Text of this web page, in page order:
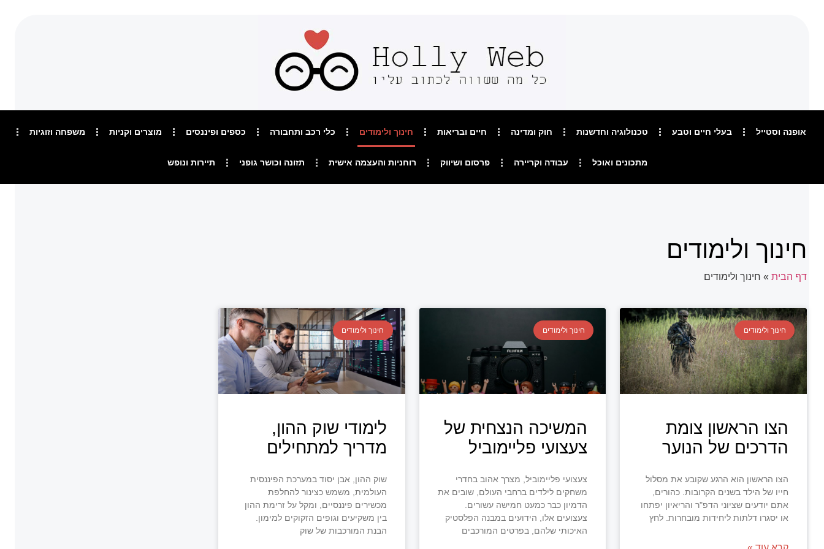
אופנה וסטייל בעלי חיים וטבע טכנולוגיה וחדשנות חוק ומדינה חיים ובריאות חינוך ולימודים כלי רכב ותחבורה כספים ופיננסים מוצרים וקניות משפחה וזוגיות
מתכונים ואוכל עבודה וקריירה פרסום ושיווק רוחניות והעצמה אישית תזונה וכושר גופני תיירות ונופש
חינוך ולימודים
דף הבית » חינוך ולימודים
חינוך ולימודים
הצו הראשון צומת
הדרכים של הנוער
הצו הראשון הוא הרגע שקובע את מסלול
חייו של הילד בשנים הקרובות. כהורים,
אתם יודעים שציוני הדפ"ר והריאיון יפתחו
או יסגרו דלתות ליחידות מובחרות. לחץ
חינוך ולימודים
המשיכה הנצחית של
צעצועי פליימוביל
צעצועי פליימוביל, מצרך אהוב בחדרי
משחקים לילדים ברחבי העולם, שובים את
הדמיון כבר כמעט חמישה עשורים.
צעצועים אלו, הידועים במבנה הפלסטיק
האיכותי שלהם, בפרטים המורכבים
חינוך ולימודים
לימודי שוק ההון,
מדריך למתחילים
שוק ההון, אבן יסוד במערכת הפיננסית
העולמית, משמש כצינור להחלפת
מכשירים פיננסיים, ומקל על זרימת ההון
בין משקיעים וגופים הזקוקים למימון.
הבנת המורכבות של שוק